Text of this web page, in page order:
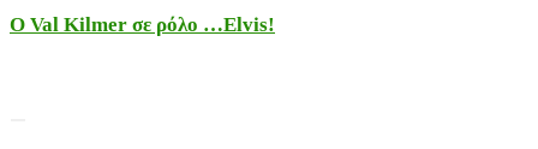
Ο Val Kilmer σε ρόλο …Elvis!